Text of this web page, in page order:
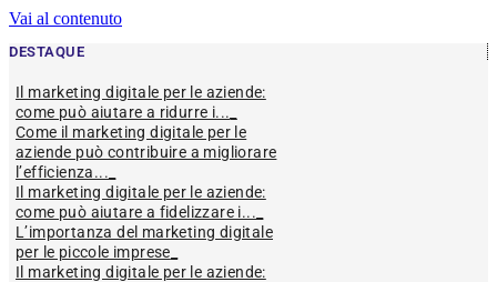
Vai al contenuto
DESTAQUE
Il marketing digitale per le aziende:
come può aiutare a ridurre i...
Come il marketing digitale per le
aziende può contribuire a migliorare
l’efficienza...
Il marketing digitale per le aziende:
come può aiutare a fidelizzare i...
L’importanza del marketing digitale
per le piccole imprese
Il marketing digitale per le aziende: